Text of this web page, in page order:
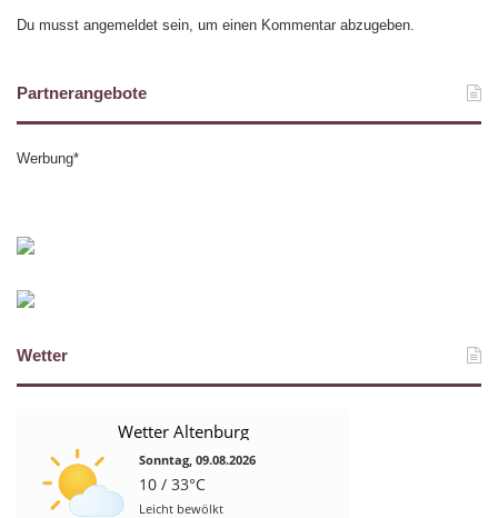
Du musst angemeldet sein, um einen Kommentar abzugeben.
Partnerangebote
Werbung*
Wetter
Wetter Altenburg
Sonntag, 09.08.2026
10 / 33°C
Leicht bewölkt